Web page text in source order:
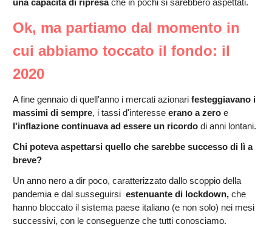
una capacità di ripresache in pochi si sarebbero aspettati.
Ok, ma partiamo dal momento in
cui abbiamo toccato il fondo: il
2020
A fine gennaio di quell'anno i mercati azionari festeggiavano i
massimi di sempre, i tassi d'interesse erano a zero e
l'inflazione continuava ad essere un ricordo di anni lontani.
Chi poteva aspettarsi quello che sarebbe successo di lì a
breve?
Un anno nero a dir poco, caratterizzato dallo scoppio della
pandemia e dal susseguirsi estenuante di lockdown, che
hanno bloccato il sistema paese italiano (e non solo) nei mesi
successivi, con le conseguenze che tutti conosciamo.